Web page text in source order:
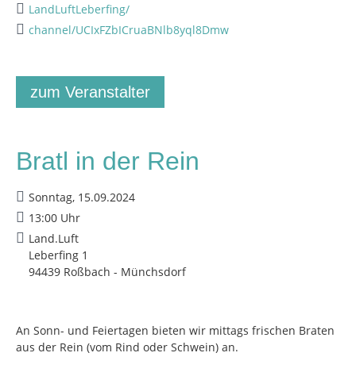
LandLuftLeberfing/
channel/UCIxFZbICruaBNlb8yql8Dmw
zum Veranstalter
Bratl in der Rein
Sonntag, 15.09.2024
13:00 Uhr
Land.Luft
Leberfing 1
94439 Roßbach - Münchsdorf
An Sonn- und Feiertagen bieten wir mittags frischen Braten
aus der Rein (vom Rind oder Schwein) an.